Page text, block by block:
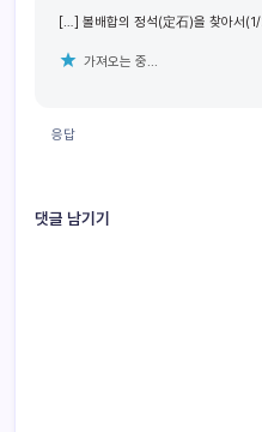
[…] 볼배합의 정석(定石)을 찾아서
가져오는 중...
응답
댓글 남기기